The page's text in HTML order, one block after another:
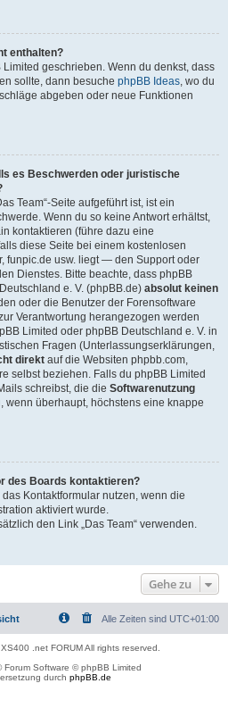
enthalten?
geschrieben. Wenn du denkst, dass
sollte, dann besuche phpBB Ideas, wo du
abgeben oder neue Funktionen
es Beschwerden oder juristische
Team“-Seite aufgeführt ist, ist ein
Wenn du so keine Antwort erhältst,
kontaktieren (führe dazu eine
diese Seite bei einem kostenlosen
funpic.de usw. liegt — den Support oder
Dienstes. Bitte beachte, dass phpBB
e. V. (phpBB.de) absolut keinen
oder die Benutzer der Forensoftware
Verantwortung herangezogen werden
Limited oder phpBB Deutschland e. V. in
Fragen (Unterlassungserklärungen,
direkt auf die Websiten phpbb.com,
selbst beziehen. Falls du phpBB Limited
schreibst, die die Softwarenutzung
wenn überhaupt, höchstens eine knappe
des Boards kontaktieren?
Kontaktformular nutzen, wenn die
aktiviert wurde.
den Link „Das Team“ verwenden.
Gehe zu
Alle Zeiten sind UTC+01:00
.net FORUM All rights reserved.
Forum Software © phpBB Limited
durch phpBB.de